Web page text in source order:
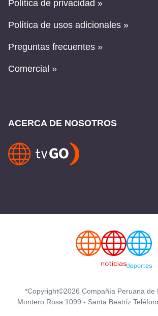
Política de privacidad »
Política de usos adicionales »
Preguntas frecuentes »
Comercial »
ACERCA DE NOSOTROS
*Copyright©2026 Compañía Peruana de
Montero Rosa 1099 - Santa Beatriz